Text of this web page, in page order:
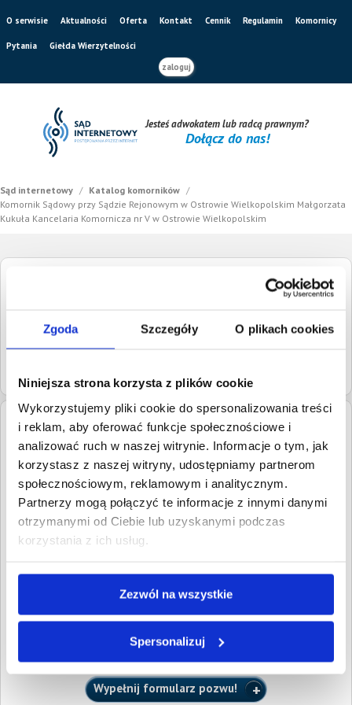
Zgoda Szczegóły O plikach cookies
Niniejsza strona korzysta z plików cookie
Wykorzystujemy pliki cookie do spersonalizowania treści
i reklam, aby oferować funkcje społecznościowe i
analizować ruch w naszej witrynie. Informacje o tym, jak
korzystasz z naszej witryny, udostępniamy partnerom
społecznościowym, reklamowym i analitycznym.
Partnerzy mogą połączyć te informacje z innymi danymi
otrzymanymi od Ciebie lub uzyskanymi podczas
korzystania z ich usług.
Zezwól na wszystkie
Spersonalizuj
O serwisie Aktualności Oferta Kontakt Cennik Regulamin Komornicy
Pytania
Giełda Wierzytelności
zaloguj
Jesteś adwokatem lub radcą prawnym?
Dołącz do nas!
Sąd internetowy / Katalog komorników /
Komornik Sądowy przy Sądzie Rejonowym w Ostrowie Wielkopolskim Małgorzata
Kukuła Kancelaria Komornicza nr V w Ostrowie Wielkopolskim
Komornik Sądowy przy Sądzie Rejonowym w
Kancelaria Komornicza nr V w Ostrowie
Adres: Sądowa 5/2, 63-400 Ostrów Wielkopolski
kontaktowe:
fax
62 592-82-83
tel. 62 592-82-83
Adresy email: ostrow.wielkopolski.kukula@komornik.pl
Podlega pod: Sąd Rejonowy w Ostrowie Wielkopolskim
Ocena i opinie pełnomocników wierzycieli
Ocena i opinie pełnomocników o kancelariach komorniczych
dostępne są dla radców prawnych i adwokatów zarejestrowanych w
serwisie oraz dla klientów, którzy złożyli w serwisie przynajmniej
jeden pozew i uiścili wymaganą opłatę sądową.
Wypełnij formularz pozwu!